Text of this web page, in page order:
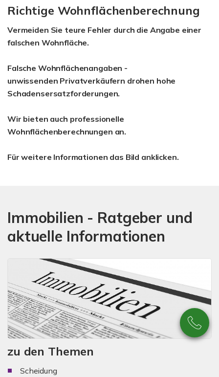
Richtige Wohnflächenberechnung
Vermeiden Sie teure Fehler durch die Angabe einer
falschen Wohnfläche.
Falsche Wohnflächenangaben -
unwissenden Privatverkäufern drohen hohe
Schadensersatzforderungen.
Wir bieten auch professionelle
Wohnflächenberechnungen an.
Für weitere Informationen das Bild anklicken.
Immobilien - Ratgeber und
aktuelle Informationen
zu den Themen
Scheidung